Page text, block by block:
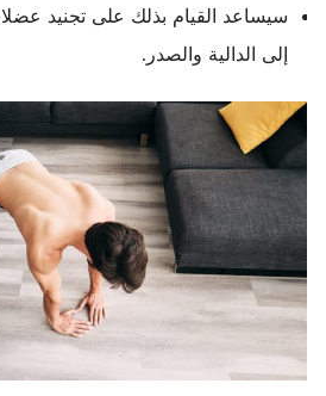
سيساعد القيام بذلك على تجنيد
إلى الدالية والصدر.